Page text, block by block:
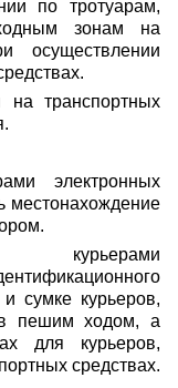
по тротуарам,
зонам на
осуществлении
транспортных
электронных
местонахождение
курьерами
сумке курьеров,
пешим ходом, а
для курьеров,
средствах.